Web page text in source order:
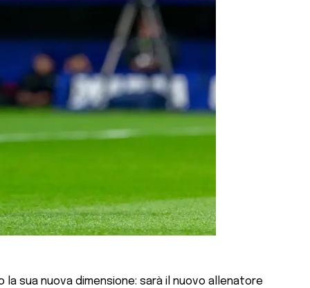
sua nuova dimensione: sarà il nuovo allenatore